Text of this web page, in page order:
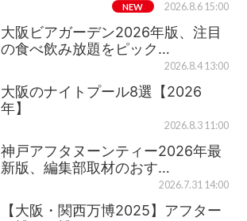
NEW 2026.8.6 15:00
大阪ビアガーデン2026年版、注目
の食べ飲み放題をピック…
2026.8.4 13:00
大阪のナイトプール8選【2026
年】
2026.8.3 11:00
神戸アフタヌーンティー2026年最
新版、編集部取材のおす…
2026.7.31 14:00
【大阪・関西万博2025】アフター